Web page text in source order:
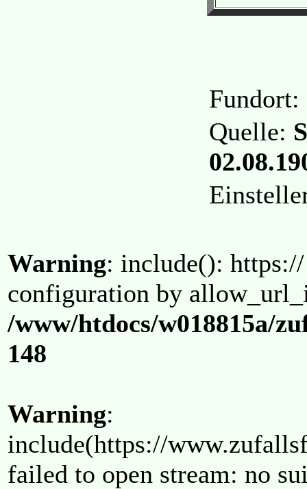
Fundort:
Quelle:
Warning: include():
configuration by
/www/htdocs/w018815a/
148
Warning:
include(https://
failed to open stream: no